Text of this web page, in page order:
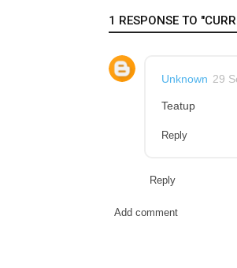
1 RESPONSE TO
Unknown 29
Teatup
Reply
Reply
Add comment